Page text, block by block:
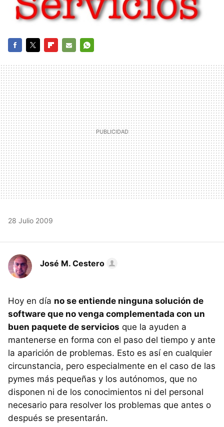
MAIL
28 Julio 2009
José M. Cestero
Hoy en día no se entiende ninguna solución de
software que no venga complementada con un
buen paquete de servicios que la ayuden a
mantenerse en forma con el paso del tiempo y ante
la aparición de problemas. Esto es así en cualquier
circunstancia, pero especialmente en el caso de las
pymes más pequeñas y los autónomos, que no
disponen ni de los conocimientos ni del personal
necesario para resolver los problemas que antes o
después se presentarán.